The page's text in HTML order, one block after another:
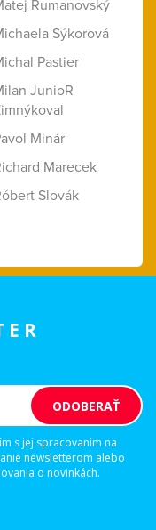
Rumanovský
Sýkorová
Pastier
JunioR
Minár
Marecek
Slovák
s jej spracovaním na
newsletterom alebo
o novinkách.